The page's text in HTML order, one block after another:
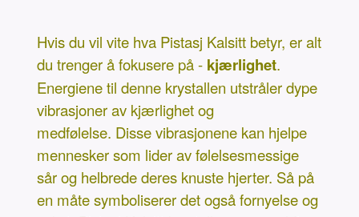
Hvis du vil vite hva Pistasj Kalsitt betyr, er alt
du trenger å fokusere på - kjærlighet.
Energiene til denne krystallen utstråler dype
vibrasjoner av kjærlighet og
medfølelse. Disse vibrasjonene kan hjelpe
mennesker som lider av følelsesmessige
sår og helbrede deres knuste hjerter. Så på
en måte symboliserer det også fornyelse og